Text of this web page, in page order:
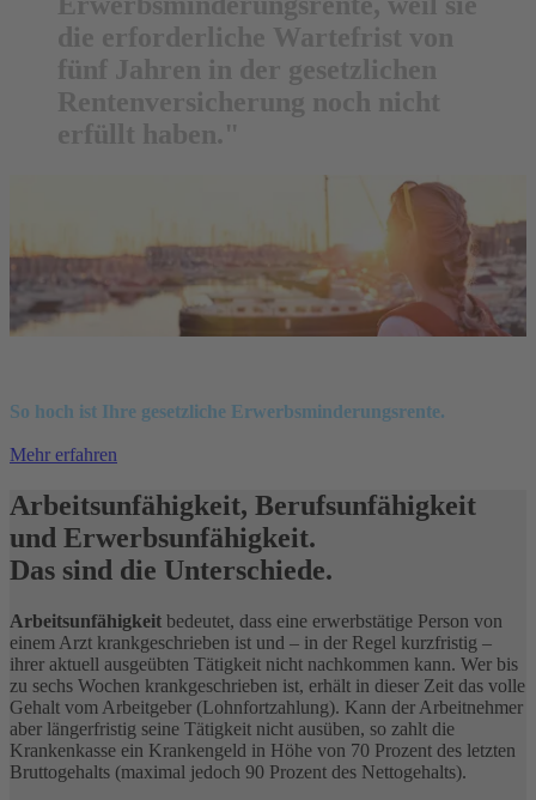
So hoch ist Ihre gesetzliche Erwerbsminderungsrente.
Mehr erfahren
Arbeitsunfähigkeit, Berufsunfähigkeit
und Erwerbsunfähigkeit.
Das sind die Unterschiede.
Arbeitsunfähigkeit bedeutet, dass eine erwerbstätige Person von
einem Arzt krankgeschrieben ist und – in der Regel kurzfristig –
ihrer aktuell ausgeübten Tätigkeit nicht nachkommen kann. Wer bis
zu sechs Wochen krankgeschrieben ist, erhält in dieser Zeit das volle
Gehalt vom Arbeitgeber (Lohnfortzahlung). Kann der Arbeitnehmer
aber längerfristig seine Tätigkeit nicht ausüben, so zahlt die
Krankenkasse ein Krankengeld in Höhe von 70 Prozent des letzten
Bruttogehalts (maximal jedoch 90 Prozent des Nettogehalts).